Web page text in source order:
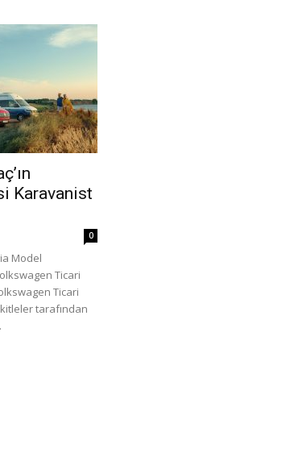
Karavanist
0
Model
Ticari
Ticari
tarafından